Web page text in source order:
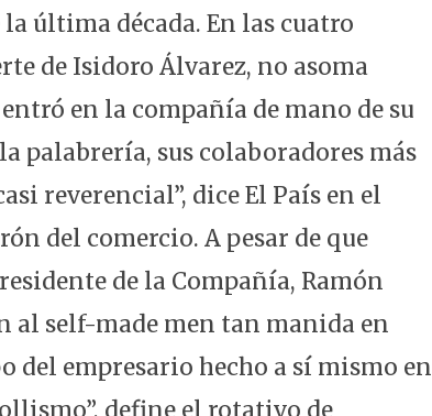
última década. En las cuatro
de Isidoro Álvarez, no asoma
en la compañía de mano de su
palabrería, sus colaboradores más
reverencial”, dice El País en el
del comercio. A pesar de que
de la Compañía, Ramón
al self-made men tan manida en
del empresario hecho a sí mismo en